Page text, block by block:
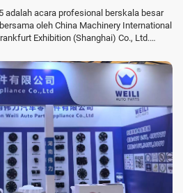
adalah acara profesional berskala besar
oleh China Machinery International
Exhibition (Shanghai) Co., Ltd.